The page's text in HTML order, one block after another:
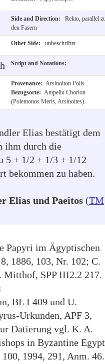
Side and Direction:
Rekto, parallel
den Fasern
Other Side: unbeschriftet
Script and Notations:
Provenance: Arsinoiton Polis
Bezugsorte: Ampeliu Chorion
(Polemonos Meris, Arsinoites)
Elias bestätigt dem
ihm durch die
5 + 1/2 + 1/3 + 1/12
bekommen zu haben.
Elias und Paeitos (TM
Papyri im Ägyptischen
1886, 103, Nr. 102; C.
Mitthof, SPP III2.2 217.
BL I 409 und U.
Urkunden, APF 3,
Datierung vgl. K. A.
in Byzantine Egypt
1994, 291, Anm. 46.